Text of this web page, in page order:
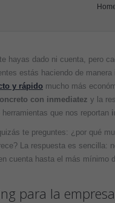
hayas dado ni cuenta, pero
estás haciendo de manera
y rápido mucho más
con inmediatez y la
que nos reportan
te preguntes: ¿por qué
La respuesta es sencilla:
cuenta hasta el más mínimo
para la